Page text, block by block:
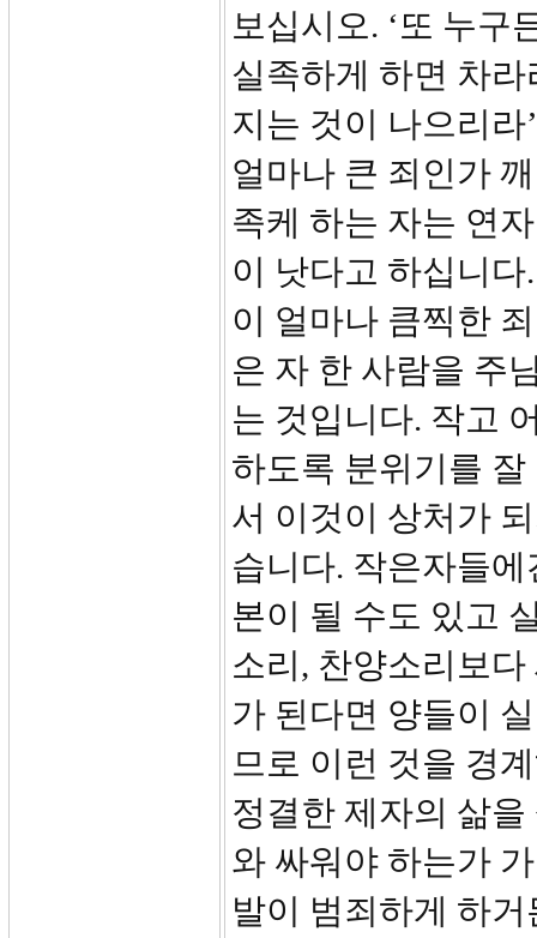
보십시오. ‘또 누구
실족하게 하면 차
지는 것이 나으리
얼마나 큰 죄인가
족케 하는 자는 연
이 낫다고 하십니
이 얼마나 큼찍한
은 자 한 사람을 주
는 것입니다. 작고
하도록 분위기를
서 이것이 상처가
습니다. 작은자들
본이 될 수도 있고
소리, 찬양소리보
가 된다면 양들이
므로 이런 것을 경
정결한 제자의 삶
와 싸워야 하는가
발이 범죄하게 하